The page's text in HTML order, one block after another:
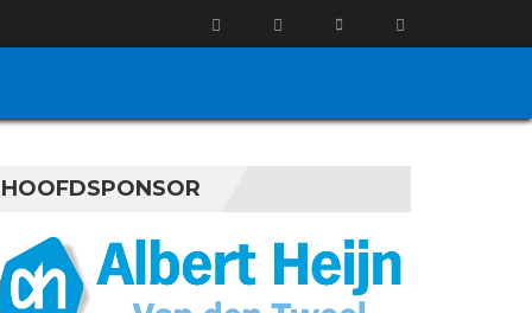
HOOFDSPONSOR